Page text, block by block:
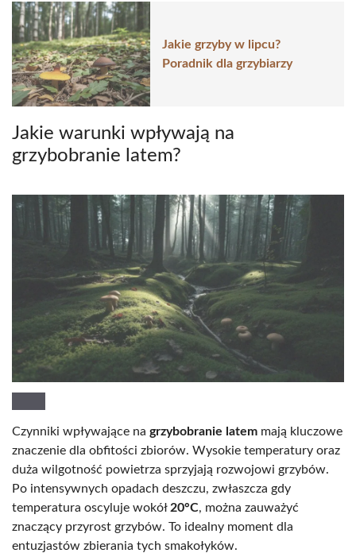
Jakie grzyby w lipcu?
Poradnik dla grzybiarzy
Jakie warunki wpływają na
grzybobranie latem?
Czynniki wpływające na grzybobranie latem mają kluczowe
znaczenie dla obfitości zbiorów. Wysokie temperatury oraz
duża wilgotność powietrza sprzyjają rozwojowi grzybów.
Po intensywnych opadach deszczu, zwłaszcza gdy
temperatura oscyluje wokół 20°C, można zauważyć
znaczący przyrost grzybów. To idealny moment dla
entuzjastów zbierania tych smakołyków.